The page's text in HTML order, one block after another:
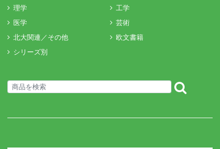
理学
工学
医学
芸術
北大関連／その他
欧文書籍
シリーズ別